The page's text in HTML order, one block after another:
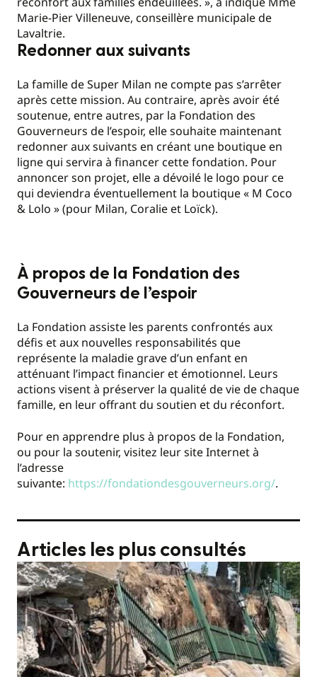
Marie-Pier Villeneuve, conseillère municipale de
Lavaltrie.
Redonner aux suivants
La famille de Super Milan ne compte pas s’arrêter
après cette mission. Au contraire, après avoir été
soutenue, entre autres, par la Fondation des
Gouverneurs de l’espoir, elle souhaite maintenant
redonner aux suivants en créant une boutique en
ligne qui servira à financer cette fondation. Pour
annoncer son projet, elle a dévoilé le logo pour ce
qui deviendra éventuellement la boutique « M Coco
& Lolo » (pour Milan, Coralie et Loïck).
À propos de la Fondation des
Gouverneurs de l’espoir
La Fondation assiste les parents confrontés aux
défis et aux nouvelles responsabilités que
représente la maladie grave d’un enfant en
atténuant l’impact financier et émotionnel. Leurs
actions visent à préserver la qualité de vie de chaque
famille, en leur offrant du soutien et du réconfort.
Pour en apprendre plus à propos de la Fondation,
ou pour la soutenir, visitez leur site Internet à
l’adresse
suivante: https://fondationdesgouverneurs.org/.
Articles les plus consultés